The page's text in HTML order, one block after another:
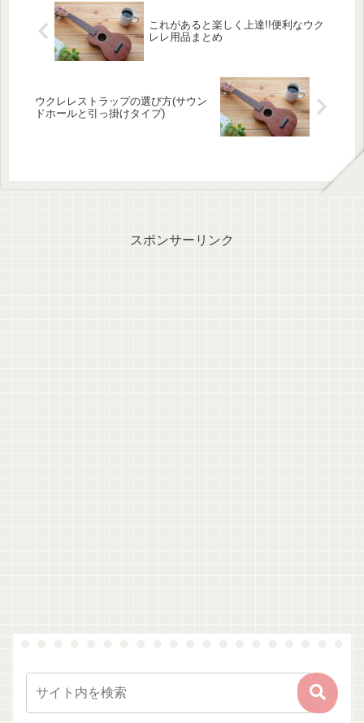
これがあると楽しく上達!!便利なウク
レレ用品まとめ
ウクレレストラップの選び方(サウン
ドホールと引っ掛けタイプ)
スポンサーリンク